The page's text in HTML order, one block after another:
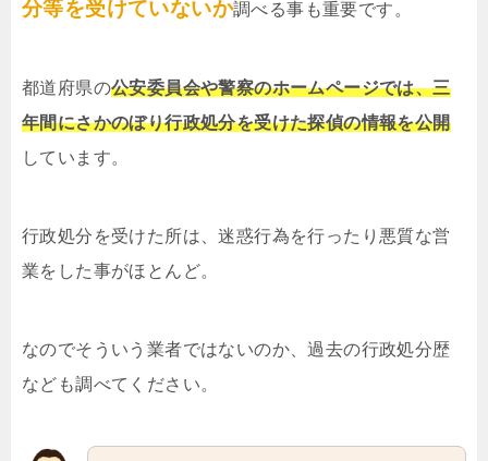
分等を受けていないか調べる事も重要です。
都道府県の公安委員会や警察のホームページでは、三
年間にさかのぼり行政処分を受けた探偵の情報を公開
しています。
行政処分を受けた所は、迷惑行為を行ったり悪質な営
業をした事がほとんど。
なのでそういう業者ではないのか、過去の行政処分歴
なども調べてください。